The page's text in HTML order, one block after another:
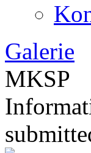
Galerie
MKSP